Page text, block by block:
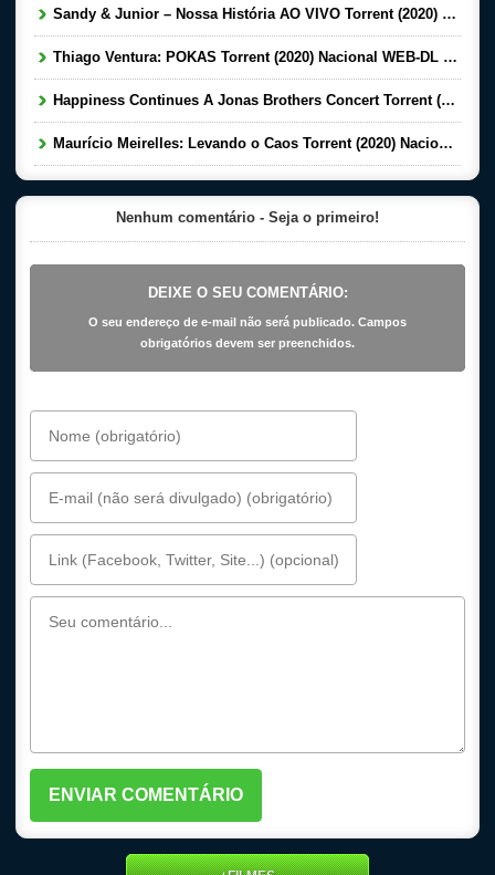
Sandy & Junior – Nossa História AO VIVO Torrent (2020) Nacional WEB-DL 720p e 1080p – Download
Thiago Ventura: POKAS Torrent (2020) Nacional WEB-DL 1080p – Download
Happiness Continues A Jonas Brothers Concert Torrent (2020) Legendado WEB-DL 1080p Download
Maurício Meirelles: Levando o Caos Torrent (2020) Nacional WEB-DL 720p – Download
Nenhum comentário - Seja o primeiro!
DEIXE O SEU COMENTÁRIO:
O seu endereço de e-mail não será publicado. Campos
obrigatórios devem ser preenchidos.